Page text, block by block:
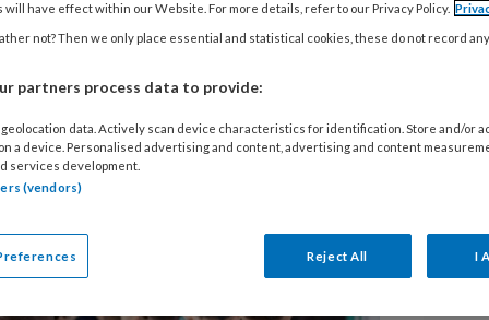
De manier waarop we
anders, vindt
Maud Hensums.
will have effect within our Website. For more details, refer to our Privacy Policy.
not? Then we only place essential and statistical cookies, these do not record
partners process data to provide:
data. Actively scan device characteristics for identification. Store and/or
a device. Personalised advertising and content, advertising and content
services development.
(vendors)
Reject All I